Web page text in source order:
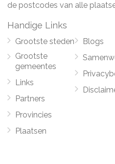
de postcodes van alle
Handige Links
Grootste steden
Grootste
gemeentes
Links
Partners
Provincies
Plaatsen
Blogs